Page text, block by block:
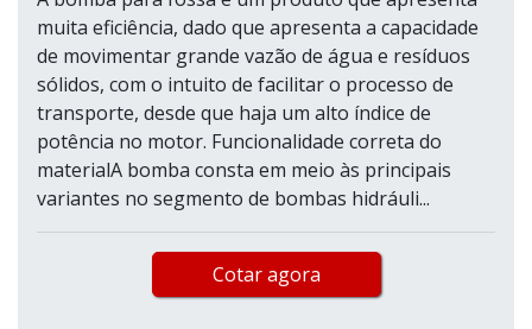
muita eficiência, dado que apresenta a capacidade
de movimentar grande vazão de água e resíduos
sólidos, com o intuito de facilitar o processo de
transporte, desde que haja um alto índice de
potência no motor. Funcionalidade correta do
materialA bomba consta em meio às principais
variantes no segmento de bombas hidráuli...
Cotar agora